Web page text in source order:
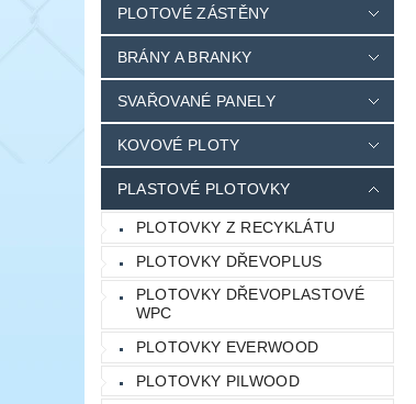
PLOTOVÉ ZÁSTĚNY
BRÁNY A BRANKY
SVAŘOVANÉ PANELY
KOVOVÉ PLOTY
PLASTOVÉ PLOTOVKY
PLOTOVKY Z RECYKLÁTU
PLOTOVKY DŘEVOPLUS
PLOTOVKY DŘEVOPLASTOVÉ
WPC
PLOTOVKY EVERWOOD
PLOTOVKY PILWOOD